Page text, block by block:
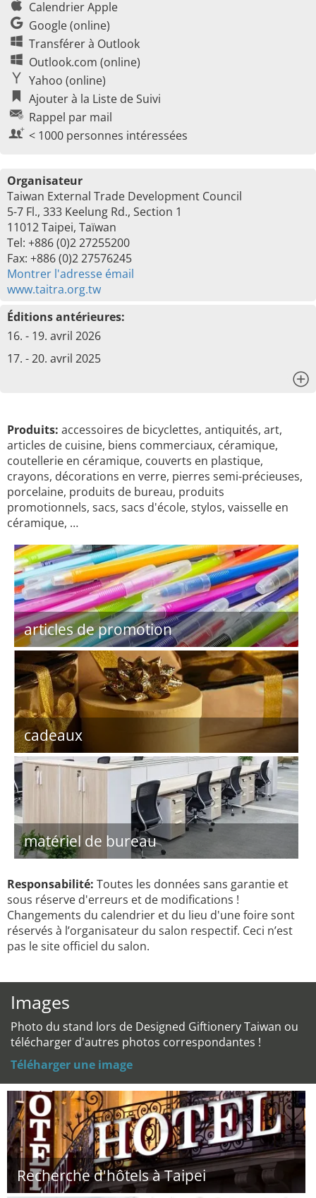
Calendrier Apple
Google (online)
Transférer à Outlook
Outlook.com (online)
Yahoo (online)
Ajouter à la Liste de Suivi
Rappel par mail
< 1000 personnes intéressées
Organisateur
Taiwan External Trade Development Council
5-7 Fl., 333 Keelung Rd., Section 1
11012 Taipei, Taïwan
Tel: +886 (0)2 27255200
Fax: +886 (0)2 27576245
Montrer l'adresse émail
www.taitra.org.tw
Éditions antérieures:
16. - 19. avril 2026
17. - 20. avril 2025
Produits: accessoires de bicyclettes, antiquités, art,
articles de cuisine, biens commerciaux, céramique,
coutellerie en céramique, couverts en plastique,
crayons, décorations en verre, pierres semi-précieuses,
porcelaine, produits de bureau, produits
promotionnels, sacs, sacs d'école, stylos, vaisselle en
céramique, …
articles de promotion
cadeaux
matériel de bureau
Responsabilité: Toutes les données sans garantie et
sous réserve d'erreurs et de modifications !
Changements du calendrier et du lieu d'une foire sont
réservés à l’organisateur du salon respectif. Ceci n’est
pas le site officiel du salon.
Images
Photo du stand lors de Designed Giftionery Taiwan ou
télécharger d'autres photos correspondantes !
Téléharger une image
Recherche d'hôtels à Taipei